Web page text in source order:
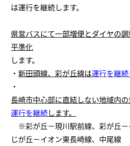
は運行を継続します。
県営バスにて一部増便とダイヤの
平準化
します。
・新田頭線、彩が丘線は運行を継続
・
長崎市中心部に直結しない地域内
運行を継続します。
※彩が丘－現川駅前線、彩が丘－
じが丘－イオン東長崎線、中尾線